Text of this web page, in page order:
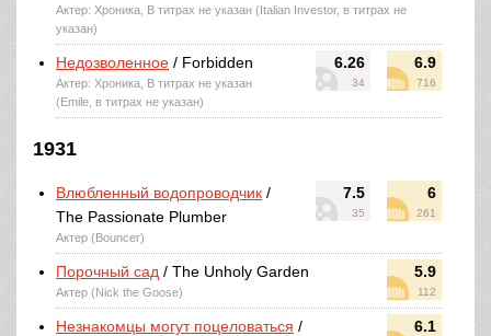
Актер: Хроника, В титрах не указан (Italian Investor, в титрах не
указан)
6.26
34
6.9
716
Недозволенное / Forbidden
Актер: Хроника, В титрах не указан
(Emile, в титрах не указан)
1931
7.5
35
6
261
Влюбленный водопроводчик /
The Passionate Plumber
Актер (Bouncer)
5.9
112
Порочный сад / The Unholy Garden
Актер (Nick the Goose)
6.1
Незнакомцы могут поцеловаться /